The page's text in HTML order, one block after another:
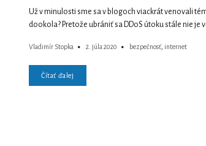
Už v minulosti sme sa v blogoch viackrát venovali
dookola? Pretože ubrániť sa DDoS útoku stále nie je
Vladimír Stopka 2. júla 2020 bezpečnosť internet
Čítať ďalej